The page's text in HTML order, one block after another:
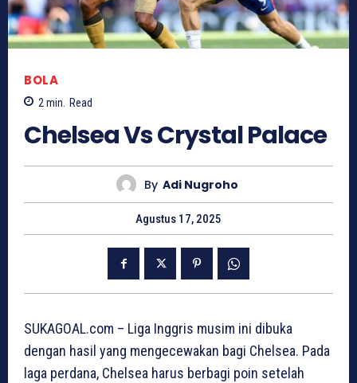
BOLA
2min. Read
Chelsea Vs Crystal Palace
By Adi Nugroho
Agustus 17, 2025
SUKAGOAL.com – Liga Inggris musim ini dibuka
dengan hasil yang mengecewakan bagi Chelsea. Pada
laga perdana, Chelsea harus berbagi poin setelah